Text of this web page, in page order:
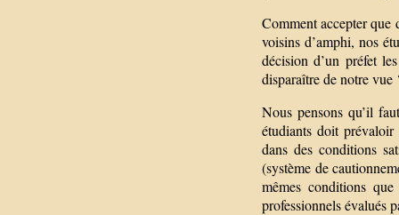
Comment accepter que
voisins d’amphi, nos
décision d’un préfet
disparaître de notre vue
Nous pensons qu’il
étudiants doit
dans des conditions
(système de
mêmes conditions
professionnels évalués